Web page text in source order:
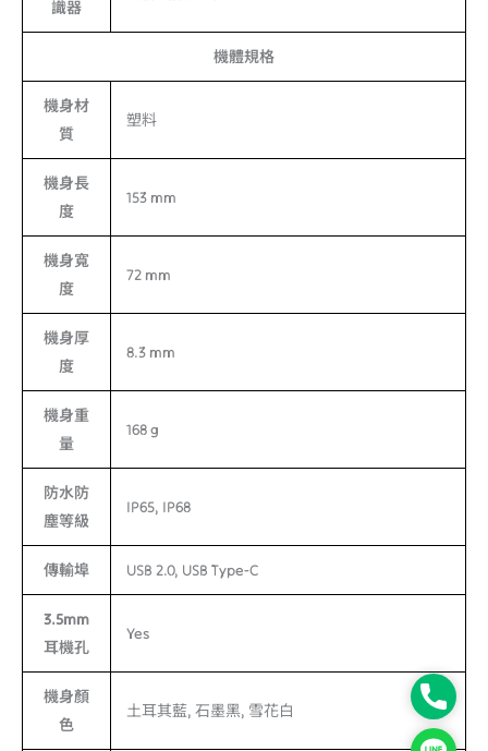
識器
機體規格
機身材
質
塑料
機身長
度
153 mm
機身寬
度
72 mm
機身厚
度
8.3 mm
機身重
量
168 g
防水防
塵等級
IP65, IP68
傳輸埠 USB 2.0, USB Type-C
3.5mm
耳機孔
Yes
機身顏
色
土耳其藍, 石墨黑, 雪花白
Phone